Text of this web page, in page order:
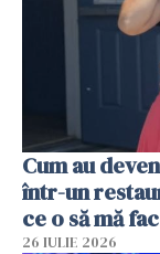
Cum au
într-un
ce o să mă
26 IULIE 2026